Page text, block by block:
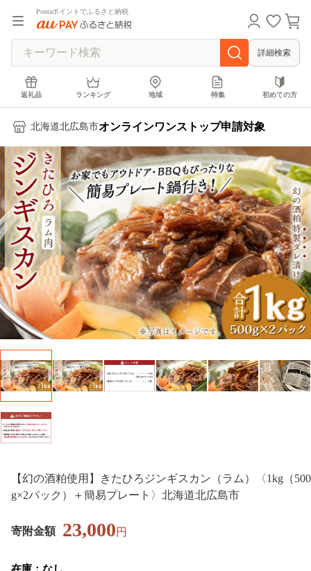
Pontaポイントでふるさと納税
詳細検索
返礼品 ランキング 地域 特集 初めての方
北海道北広島市オンラインワンストップ申請対象
【幻の酒粕使用】きたひろジンギスカン（ラム）〈1kg（500
g×2パック）＋簡易プレート〉北海道北広島市
寄附金額 23,000円
在庫：なし